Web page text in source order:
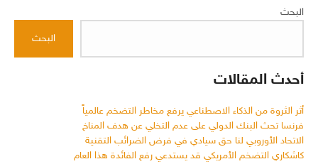
البحث
البحث
أحدث المقالات
أثر الثروة من الذكاء الاصطناعي يرفع مخاطر التضخم عالمياً
فرنسا تحث البنك الدولي على عدم التخلي عن هدف المناخ
الاتحاد الأوروبي لنا حق سيادي في فرض الضرائب التقنية
كاشكاري التضخم الأمريكي قد يستدعي رفع الفائدة هذا العام